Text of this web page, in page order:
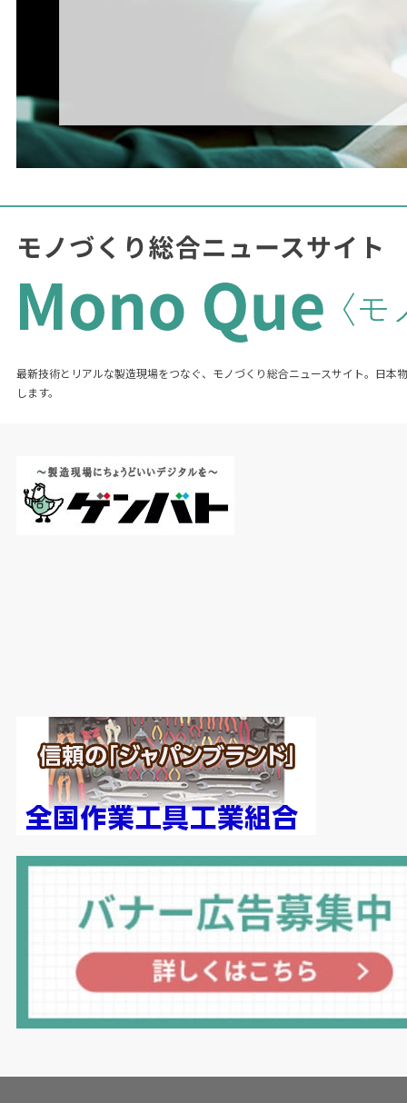
最新技術とリアルな製造現場をつなぐ、モノづくり総合ニュースサイト。日本
します。